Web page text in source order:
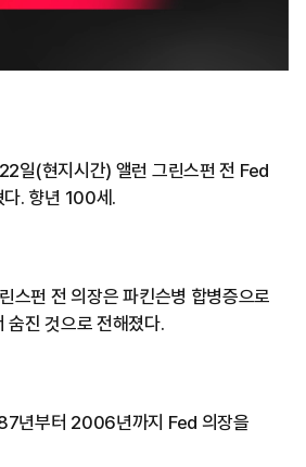
일(현지시간) 앨런 그린스펀 전 Fed
다. 향년 100세.
스펀 전 의장은 파킨슨병 합병증으로
숨진 것으로 전해졌다.
년부터 2006년까지 Fed 의장을